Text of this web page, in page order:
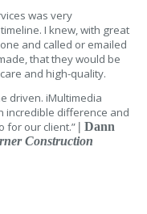
was very
I knew, with great
and called or emailed
that they would be
and high-quality.
driven. iMultimedia
incredible difference and
for our client.” | Dann
Construction